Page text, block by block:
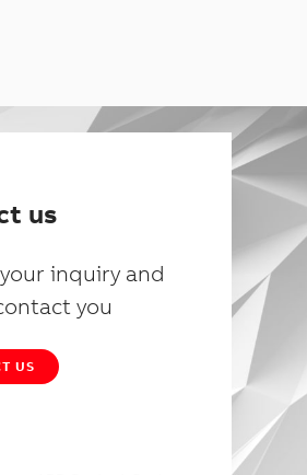
us
inquiry and
you
US